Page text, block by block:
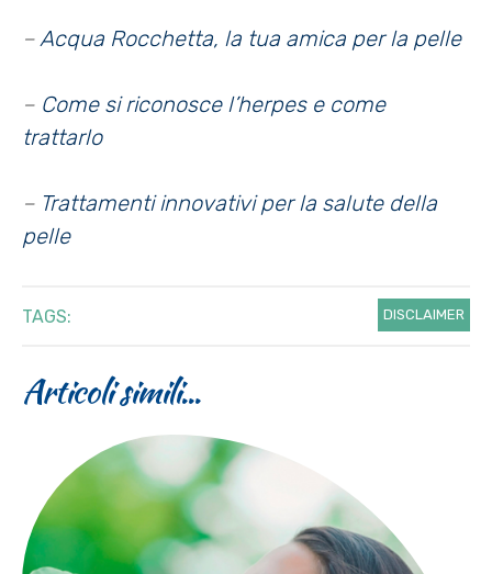
–Acqua Rocchetta, la tua amica per la pelle
– Come si riconosce l’herpes e come
trattarlo
– Trattamenti innovativi per la salute della
pelle
TAGS: DISCLAIMER
Articoli simili...